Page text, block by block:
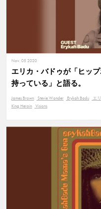
Nov. 05 2020
エリカ・バドゥが「ヒッ
持っている」と語る。
James Brown Stevie Wonder Erykah Badu エ
King Heroin Visions